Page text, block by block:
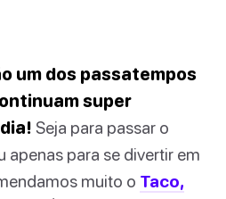
um dos passatempos
super
Seja para passar o
para se divertir em
muito o Taco,